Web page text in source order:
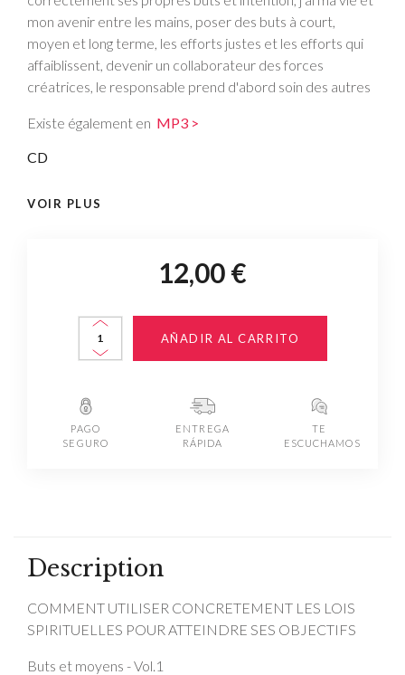
mon avenir entre les mains, poser des buts à court,
moyen et long terme, les efforts justes et les efforts qui
affaiblissent, devenir un collaborateur des forces
créatrices, le responsable prend d'abord soin des autres
Existe également en MP3 >
CD
VOIR PLUS
12,00 €
AÑADIR AL CARRITO
PAGO
SEGURO
ENTREGA
RÁPIDA
TE
ESCUCHAMOS
Description
COMMENT UTILISER CONCRETEMENT LES LOIS
SPIRITUELLES POUR ATTEINDRE SES OBJECTIFS
Buts et moyens - Vol.1